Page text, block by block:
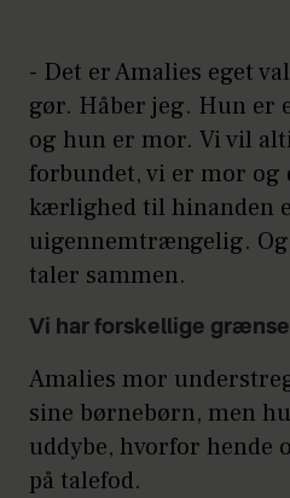
- Det er Amalies eget
gør. Håber jeg. Hun er
og hun er mor. Vi vil
forbundet, vi er mor og
kærlighed til hinanden
uigennemtrængelig.
taler sammen.
Vi har forskellige
Amalies mor
sine børnebørn, men
uddybe, hvorfor hende
på talefod.